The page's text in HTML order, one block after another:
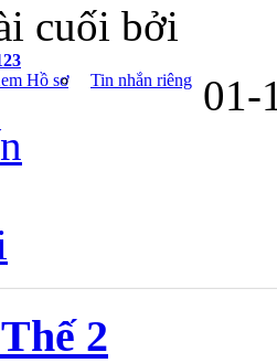
cuối bởi
Hồ sơ
Tin nhắn riêng 01-
2